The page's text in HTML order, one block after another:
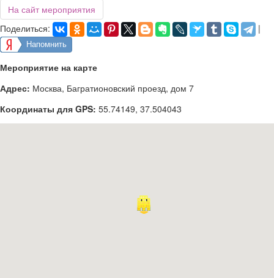
На сайт мероприятия
Поделиться:
|
Напомнить
Мероприятие на карте
Адрес: Москва, Багратионовский проезд, дом 7
Координаты для GPS: 55.74149, 37.504043